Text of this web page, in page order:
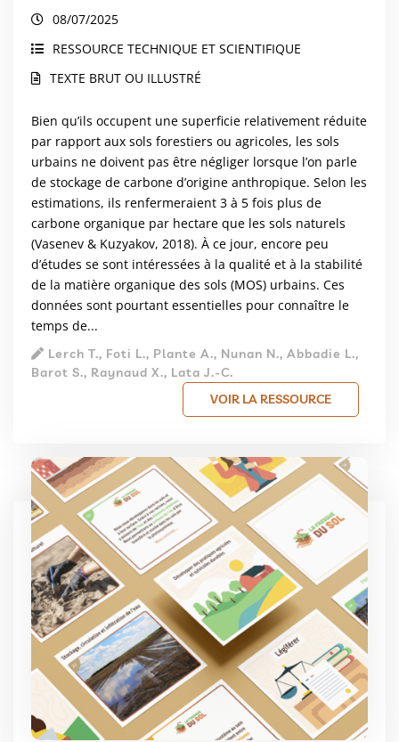
08/07/2025
RESSOURCE TECHNIQUE ET SCIENTIFIQUE
TEXTE BRUT OU ILLUSTRÉ
Bien qu’ils occupent une superficie relativement réduite
par rapport aux sols forestiers ou agricoles, les sols
urbains ne doivent pas être négliger lorsque l’on parle
de stockage de carbone d’origine anthropique. Selon les
estimations, ils renfermeraient 3 à 5 fois plus de
carbone organique par hectare que les sols naturels
(Vasenev & Kuzyakov, 2018). À ce jour, encore peu
d’études se sont intéressées à la qualité et à la stabilité
de la matière organique des sols (MOS) urbains. Ces
données sont pourtant essentielles pour connaître le
temps de...
Lerch T., Foti L., Plante A., Nunan N., Abbadie L.,
Barot S., Raynaud X., Lata J.-C.
VOIR LA RESSOURCE